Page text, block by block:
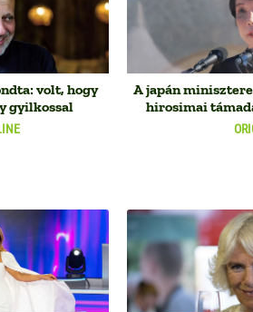
volt, hogy
gyilkossal
A japán
hirosimai